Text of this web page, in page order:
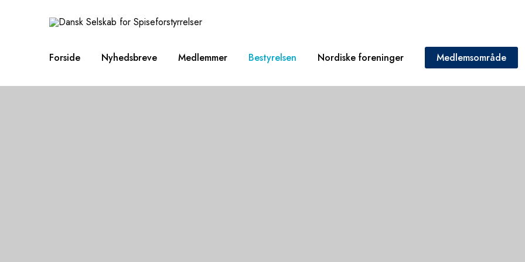
Forside Nyhedsbreve Medlemmer Bestyrelsen Nordiske foreninger Medlemsområde